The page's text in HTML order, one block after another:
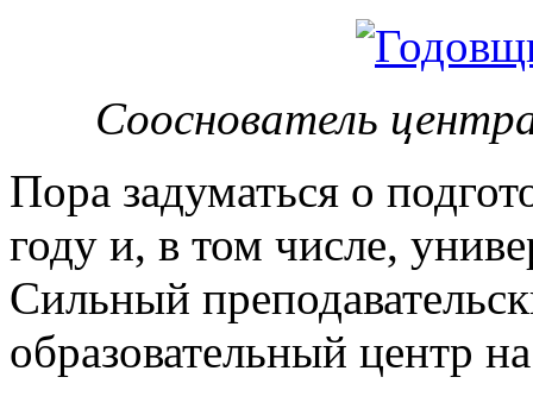
Сооснователь
Пора задуматься о
году и, в том числе,
Сильный
образовательный центр